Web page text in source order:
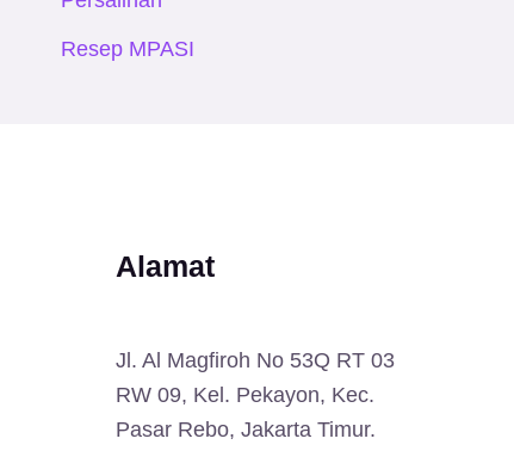
Resep MPASI
Alamat
Jl. Al Magfiroh No 53Q RT 03
RW 09, Kel. Pekayon, Kec.
Pasar Rebo, Jakarta Timur.